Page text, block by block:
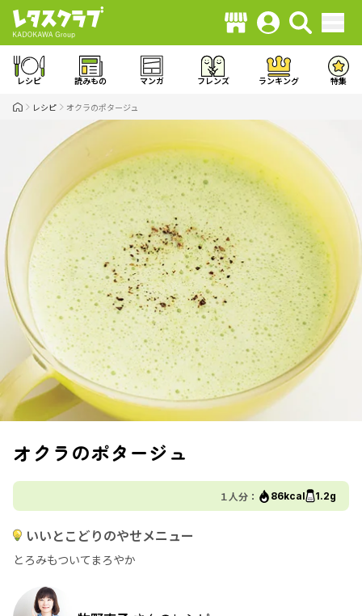
レシピ 読みもの マンガ フレンズ ランキング 特集
レシピ オクラのポタージュ
オクラのポタージュ
１人分： 86kcal 1.2g
いいとこどりのやせメニュー
とろみもついてまろやか